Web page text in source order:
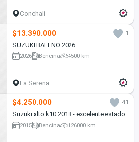
Conchalí
$13.390.000
1
SUZUKI BALENO 2026
2026 Bencina 4500 km
La Serena
$4.250.000
41
Suzuki alto k10 2018 - excelente estado
2015 Bencina 126000 km